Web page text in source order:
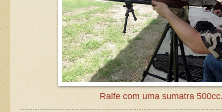
Ralfe com uma sumatra